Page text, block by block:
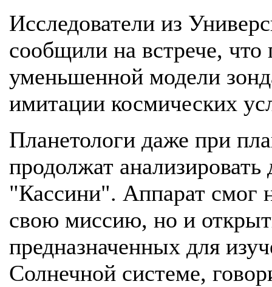
Исследователи из
сообщили на встрече,
уменьшенной модели
имитации космических
Планетологи даже при
продолжат
"Кассини". Аппарат смог
свою миссию, но и
предназначенных для
Солнечной системе,